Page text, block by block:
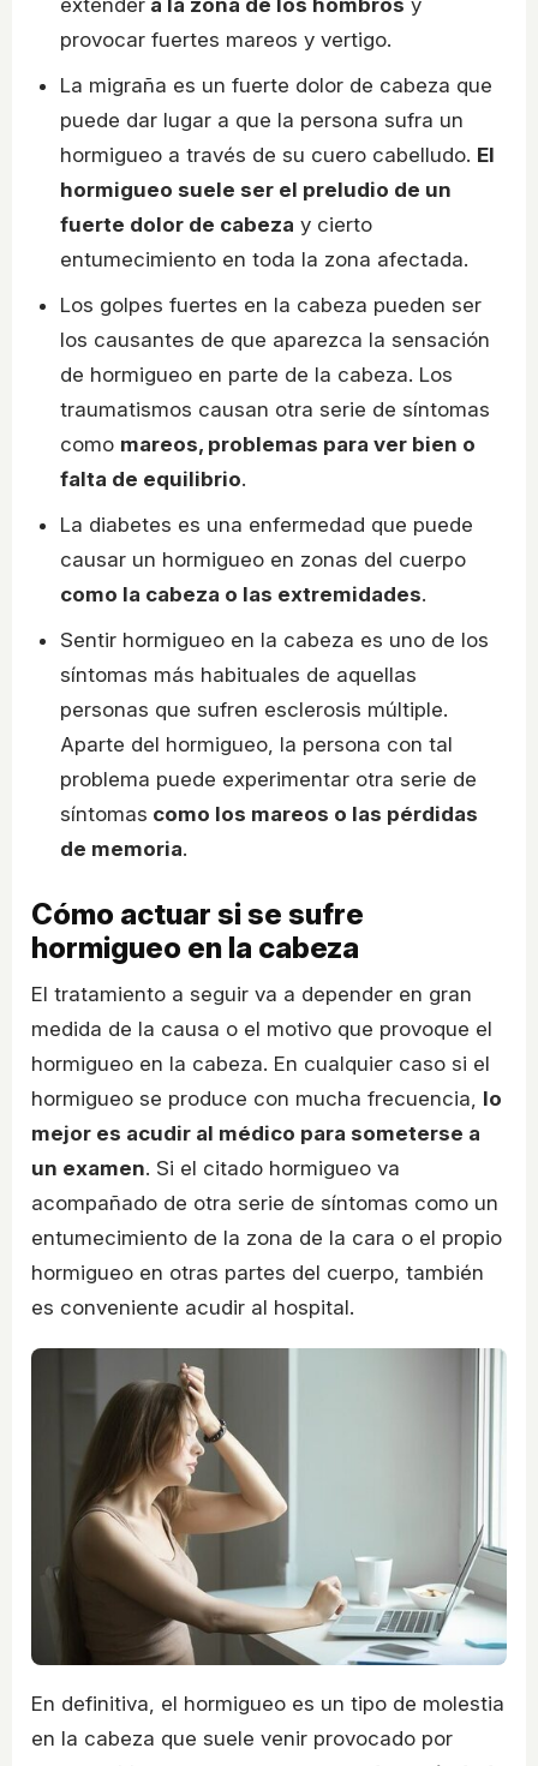
extender a la zona de los hombros y
provocar fuertes mareos y vertigo.
La migraña es un fuerte dolor de cabeza que
puede dar lugar a que la persona sufra un
hormigueo a través de su cuero cabelludo. El
hormigueo suele ser el preludio de un
fuerte dolor de cabeza y cierto
entumecimiento en toda la zona afectada.
Los golpes fuertes en la cabeza pueden ser
los causantes de que aparezca la sensación
de hormigueo en parte de la cabeza. Los
traumatismos causan otra serie de síntomas
como mareos, problemas para ver bien o
falta de equilibrio.
La diabetes es una enfermedad que puede
causar un hormigueo en zonas del cuerpo
como la cabeza o las extremidades.
Sentir hormigueo en la cabeza es uno de los
síntomas más habituales de aquellas
personas que sufren esclerosis múltiple.
Aparte del hormigueo, la persona con tal
problema puede experimentar otra serie de
síntomas como los mareos o las pérdidas
de memoria.
Cómo actuar si se sufre
hormigueo en la cabeza
El tratamiento a seguir va a depender en gran
medida de la causa o el motivo que provoque el
hormigueo en la cabeza. En cualquier caso si el
hormigueo se produce con mucha frecuencia, lo
mejor es acudir al médico para someterse a
un examen. Si el citado hormigueo va
acompañado de otra serie de síntomas como un
entumecimiento de la zona de la cara o el propio
hormigueo en otras partes del cuerpo, también
es conveniente acudir al hospital.
En definitiva, el hormigueo es un tipo de molestia
en la cabeza que suele venir provocado por